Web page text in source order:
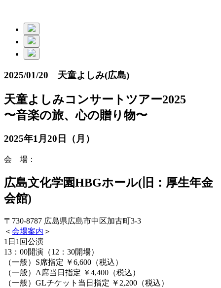
2025/01/20 天童よしみ(広島)
天童よしみコンサートツアー2025
〜音楽の旅、心の贈り物〜
2025年1月20日（月）
会 場：
広島文化学園HBGホール(旧：厚生年金
会館)
〒730-8787 広島県広島市中区加古町3-3
＜ 会場案内 ＞
1日1回公演
13：00開演（12：30開場）
（一般）S席指定 ￥6,600（税込）
（一般）A席当日指定 ￥4,400（税込）
（一般）GLチケット当日指定 ￥2,200（税込）